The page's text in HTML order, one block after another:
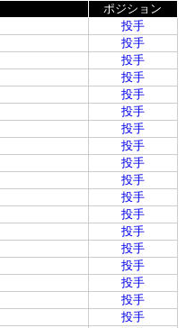
ポジション
投手
投手
投手
投手
投手
投手
投手
投手
投手
投手
投手
投手
投手
投手
投手
投手
投手
投手